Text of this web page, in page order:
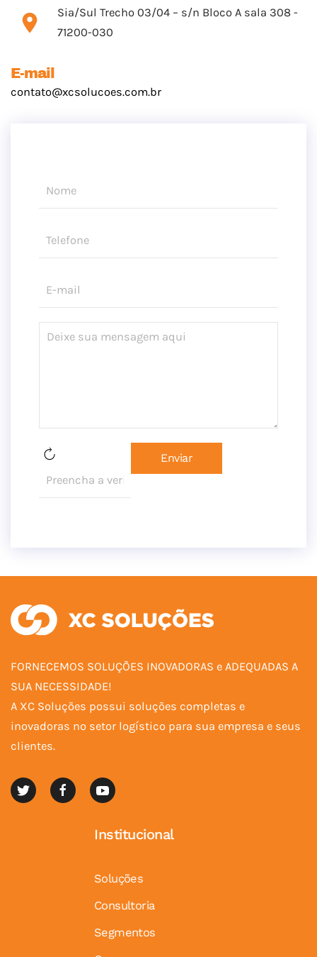
Sia/Sul Trecho 03/04 – s/n Bloco A sala 308 -
71200-030
E-mail
contato@xcsolucoes.com.br
Enviar
FORNECEMOS SOLUÇÕES INOVADORAS e ADEQUADAS A
SUA NECESSIDADE!
A XC Soluções possui soluções completas e
inovadoras no setor logístico para sua empresa e seus
clientes.
Institucional
Soluções
Consultoria
Segmentos